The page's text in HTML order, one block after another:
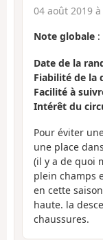
04 août 2019
Note globale :
Date de la
Fiabilité de la
Facilité à
Intérêt du
Pour éviter
une place
(il y a de quoi
plein champs
en cette
haute. la
chaussures.